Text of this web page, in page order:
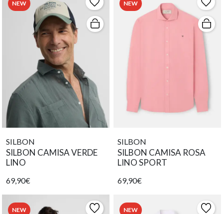
NEW
SILBON
SILBON CAMISA VERDE
LINO
69,90€
NEW
SILBON
SILBON CAMISA ROSA
LINO SPORT
69,90€
NEW NEW